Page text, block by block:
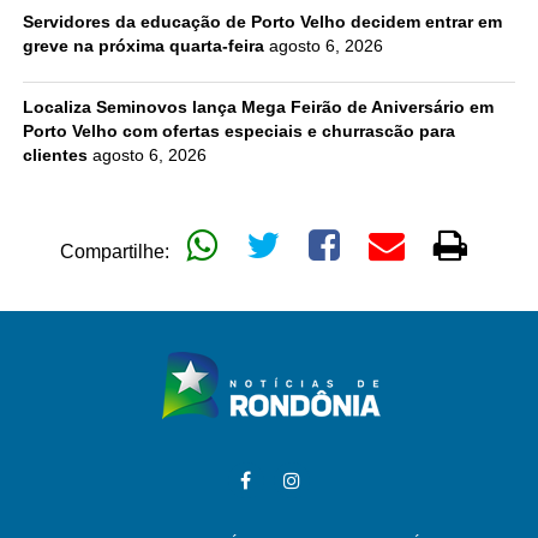
Servidores da educação de Porto Velho decidem entrar em
greve na próxima quarta-feira agosto 6, 2026
Localiza Seminovos lança Mega Feirão de Aniversário em
Porto Velho com ofertas especiais e churrascão para
clientes agosto 6, 2026
Compartilhe: